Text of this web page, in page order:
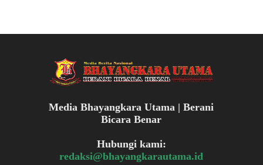
Media Bhayangkara Utama | Berani
Bicara Benar
Hubungi kami:
redaksi@bhayangkarautama.id